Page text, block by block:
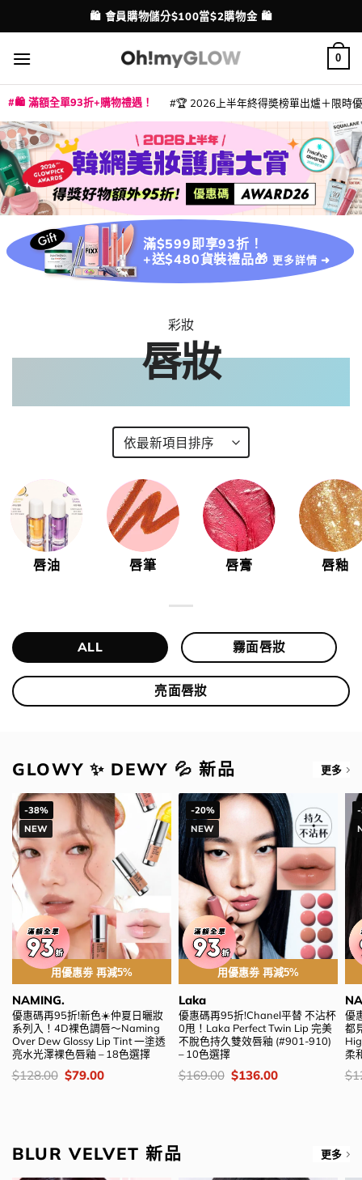
to
content
配送港澳
💳 支援消費券、FPS、八達通、PAYME、信用卡付款
0
🛍️ 滿額全單93折+購物禮遇！ 🏆 2026上半年終得奬榜單出爐＋限時
滿$599即享93折！
+送$480貨裝禮品🎁 更多詳情 ➜
彩妝
唇妝
唇油 唇筆 唇膏 唇釉
ALL 霧面唇妝
亮面唇妝
GLOWY ✨ DEWY 💦 新品 更多
-38%
NEW
用優惠劵 再減5%
NAMING.
優惠碼再95折!新色☀️仲夏日曬妝
系列入！4D裸色調唇～Naming
Over Dew Glossy Lip Tint 一塗透
亮水光澤裸色唇釉 – 18色選擇
價
錢：
$128.00 Original
price
$79.00Current
-20%
NEW
用優惠劵 再減5%
Laka
優惠碼再95折!Chanel平替 不沾杯
0甩！Laka Perfect Twin Lip 完美
不脫色持久雙效唇釉 (#901-910)
– 10色選擇
價
錢：
$169.00 Original
price
$136.00Current
優
都
柔
價
錢
$
BLUR VELVET 新品 更多